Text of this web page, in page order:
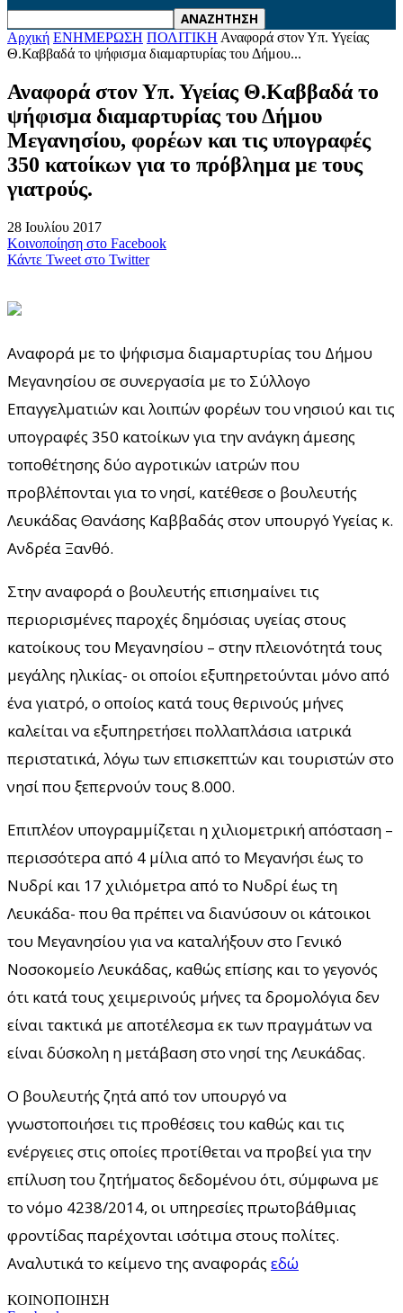
Αρχική ΕΝΗΜΕΡΩΣΗ ΠΟΛΙΤΙΚΗ Αναφορά στον Υπ. Υγείας
Θ.Καββαδά το ψήφισμα διαμαρτυρίας του Δήμου...
Αναφορά στον Υπ. Υγείας Θ.Καββαδά το
ψήφισμα διαμαρτυρίας του Δήμου
Μεγανησίου, φορέων και τις υπογραφές
350 κατοίκων για το πρόβλημα με τους
γιατρούς.
28 Ιουλίου 2017
Κοινοποίηση στο Facebook
Κάντε Tweet στο Twitter
Αναφορά με το ψήφισμα διαμαρτυρίας του Δήμου
Μεγανησίου σε συνεργασία με το Σύλλογο
Επαγγελματιών και λοιπών φορέων του νησιού και τις
υπογραφές 350 κατοίκων για την ανάγκη άμεσης
τοποθέτησης δύο αγροτικών ιατρών που
προβλέπονται για το νησί, κατέθεσε ο βουλευτής
Λευκάδας Θανάσης Καββαδάς στον υπουργό Υγείας κ.
Ανδρέα Ξανθό.
Στην αναφορά ο βουλευτής επισημαίνει τις
περιορισμένες παροχές δημόσιας υγείας στους
κατοίκους του Μεγανησίου – στην πλειονότητά τους
μεγάλης ηλικίας- οι οποίοι εξυπηρετούνται μόνο από
ένα γιατρό, ο οποίος κατά τους θερινούς μήνες
καλείται να εξυπηρετήσει πολλαπλάσια ιατρικά
περιστατικά, λόγω των επισκεπτών και τουριστών στο
νησί που ξεπερνούν τους 8.000.
Επιπλέον υπογραμμίζεται η χιλιομετρική απόσταση –
περισσότερα από 4 μίλια από το Μεγανήσι έως το
Νυδρί και 17 χιλιόμετρα από το Νυδρί έως τη
Λευκάδα- που θα πρέπει να διανύσουν οι κάτοικοι
του Μεγανησίου για να καταλήξουν στο Γενικό
Νοσοκομείο Λευκάδας, καθώς επίσης και το γεγονός
ότι κατά τους χειμερινούς μήνες τα δρομολόγια δεν
είναι τακτικά με αποτέλεσμα εκ των πραγμάτων να
είναι δύσκολη η μετάβαση στο νησί της Λευκάδας.
Ο βουλευτής ζητά από τον υπουργό να
γνωστοποιήσει τις προθέσεις του καθώς και τις
ενέργειες στις οποίες προτίθεται να προβεί για την
επίλυση του ζητήματος δεδομένου ότι, σύμφωνα με
το νόμο 4238/2014, οι υπηρεσίες πρωτοβάθμιας
φροντίδας παρέχονται ισότιμα στους πολίτες.
Αναλυτικά το κείμενο της αναφοράς εδώ
ΚΟΙΝΟΠΟΙΗΣΗ